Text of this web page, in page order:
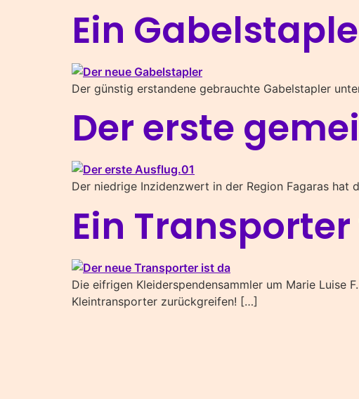
Ein
Der günstig erstandene gebrauchte Gabelstapler
Der erste
Der niedrige Inzidenzwert in der Region Fagaras hat
Ein
Die eifrigen Kleiderspendensammler um Marie Luise
Kleintransporter zurückgreifen! […]